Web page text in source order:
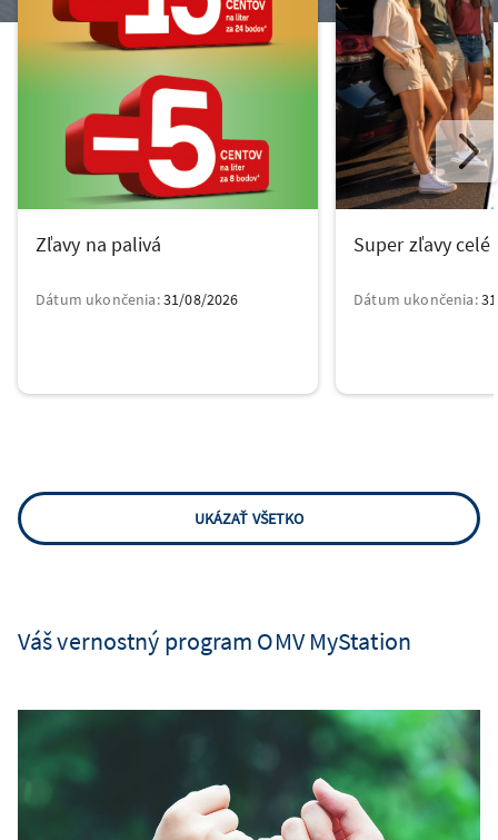
Zľavy na palivá
Dátum ukončenia:31/08/2026
Super zľavy
Dátum ukončenia:
UKÁZAŤ VŠETKO
Váš vernostný program OMV MyStation